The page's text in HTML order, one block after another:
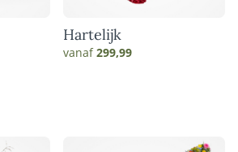
Hartelijk
vanaf299,99